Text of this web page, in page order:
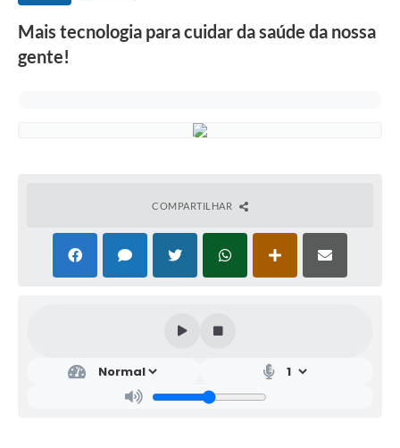
Mais tecnologia para cuidar da saúde da nossa
gente!
COMPARTILHAR